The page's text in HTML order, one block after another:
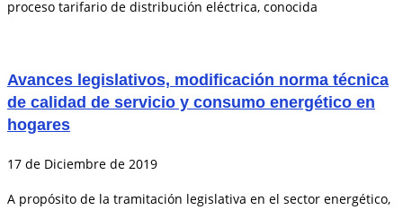
proceso tarifario de distribución eléctrica, conocida
Avances legislativos, modificación norma técnica
de calidad de servicio y consumo energético en
hogares
17 de Diciembre de 2019
A propósito de la tramitación legislativa en el sector energético,